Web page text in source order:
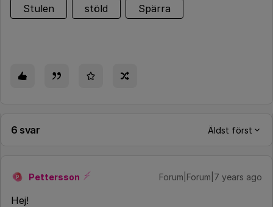
Stulen stöld Spärra
6 svar Äldst först
P Pettersson Forum|Forum|7 years ago
Hej!